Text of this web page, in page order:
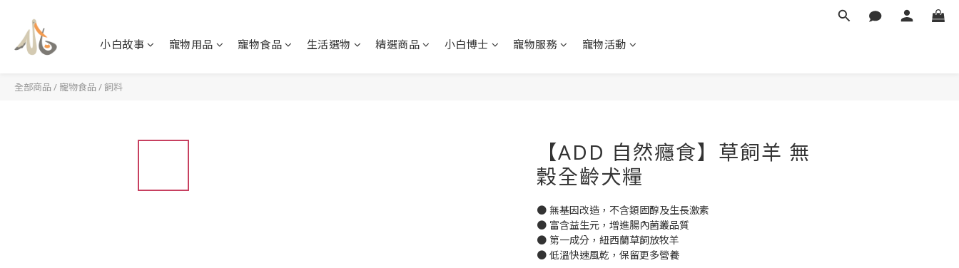
小白故事 寵物用品 寵物食品 生活選物 精選商品 小白博士 寵物服務 寵物活動
全部商品 / 寵物食品 /飼料
【ADD 自然癮食】草飼羊 無
穀全齡犬糧
● 無基因改造，不含類固醇及生長激素
● 富含益生元，增進腸內菌叢品質
● 第一成分，紐西蘭草飼放牧羊
● 低溫快速風乾，保留更多營養